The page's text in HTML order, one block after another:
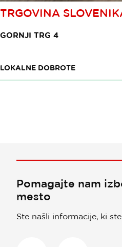
TRGOVINA
GORNJI TRG 4
LOKALNE DOBROTE
Pomagajte nam
mesto
Ste našli informacije, ki